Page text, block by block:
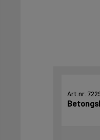
Art.nr.